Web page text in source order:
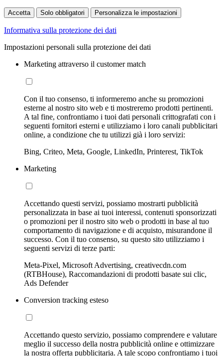
Accetta Solo obbligatori Personalizza le impostazioni
Informativa sulla protezione dei dati
Impostazioni personali sulla protezione dei dati
Marketing attraverso il customer match
Con il tuo consenso, ti informeremo anche su promozioni
esterne al nostro sito web e ti mostreremo prodotti pertinenti.
A tal fine, confrontiamo i tuoi dati personali crittografati con i
seguenti fornitori esterni e utilizziamo i loro canali pubblicitari
online, a condizione che tu utilizzi già i loro servizi:
Bing, Criteo, Meta, Google, LinkedIn, Printerest, TikTok
Marketing
Accettando questi servizi, possiamo mostrarti pubblicità
personalizzata in base ai tuoi interessi, contenuti sponsorizzati
o promozioni per il nostro sito web o prodotti in base al tuo
comportamento di navigazione e di acquisto, misurandone il
successo. Con il tuo consenso, su questo sito utilizziamo i
seguenti servizi di terze parti:
Meta-Pixel, Microsoft Advertising, creativecdn.com
(RTBHouse), Raccomandazioni di prodotti basate sui clic,
Ads Defender
Conversion tracking esteso
Accettando questo servizio, possiamo comprendere e valutare
meglio il successo della nostra pubblicità online e ottimizzare
la nostra offerta pubblicitaria. A tale scopo confrontiamo i tuoi